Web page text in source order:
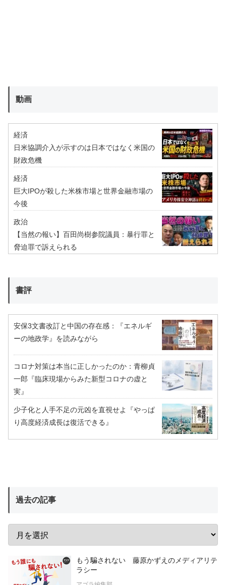
動画
経済
日米協調介入が示すのは日本ではなく米国の
財政危機
経済
巨大IPOが殺した米株市場と世界金融市場の
今後
政治
【当然の報い】百田尚樹参院議員：暴行罪と
脅迫罪で訴えられる
書評
安保3文書改訂と中国の存在感：『エネルギ
ーの地政学』を読みながら
コロナ対策は本当に正しかったのか：青柳貞
一郎『臨床現場からみた新型コロナの虚と
実』
少子化と人手不足の元凶を直視せよ『やっぱ
り高度経済成長は復活できる』
過去の記事
もう騙されない 藤原かずえのメディアリテ
ラシー